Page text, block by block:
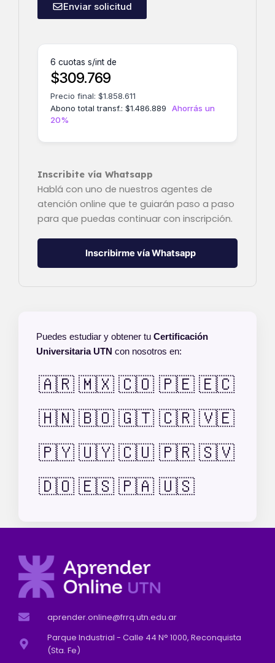
Enviar solicitud
6 cuotas s/int de
$309.769
Precio final: $1.858.611
Abono total transf.: $1.486.889
Ahorrás un
20%
Inscribite vía Whatsapp
Hablá con uno de nuestros agentes de
atención online que te guiarán paso a paso
para que puedas continuar con inscripción.
Inscribirme vía Whatsapp
Puedes estudiar y obtener tuCertificación
Universitaria UTN con nosotros en:
🇦🇷 🇲🇽 🇨🇴 🇵🇪 🇪🇨
🇭🇳 🇧🇴 🇬🇹 🇨🇷 🇻🇪
🇵🇾 🇺🇾 🇨🇺 🇵🇷 🇸🇻
🇩🇴 🇪🇸 🇵🇦 🇺🇸
aprender.online@frrq.utn.edu.ar
Parque Industrial - Calle 44 N° 1000, Reconquista
(Sta. Fe)